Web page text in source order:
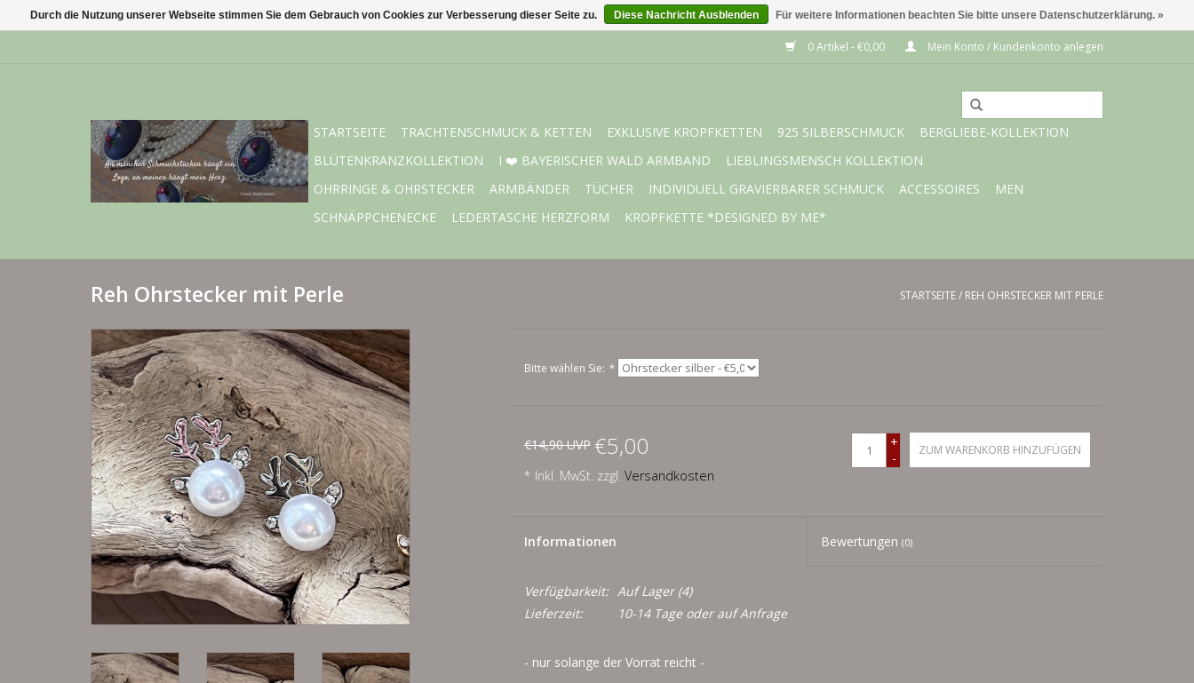
0 Artikel - €0,00 Mein Konto / Kundenkonto anlegen
STARTSEITE TRACHTENSCHMUCK & KETTEN EXKLUSIVE KROPFKETTEN 925 SILBERSCHMUCK
BERGLIEBE-KOLLEKTION
BLÜTENKRANZKOLLEKTION
I ❤️ BAYERISCHER WALD ARMBAND
LIEBLINGSMENSCH KOLLEKTION
OHRRINGE & OHRSTECKER
ARMBÄNDER TÜCHER INDIVIDUELL GRAVIERBARER SCHMUCK ACCESSOIRES
MEN
SCHNÄPPCHENECKE
LEDERTASCHE HERZFORM KROPFKETTE *DESIGNED BY ME*
Reh Ohrstecker mit Perle STARTSEITE/ REH OHRSTECKER MIT PERLE
Bitte wählen Sie: *
€14,90 UVP €5,00
* Inkl. MwSt. zzgl. Versandkosten
+
-
ZUM WARENKORB HINZUFÜGEN
Informationen Bewertungen(0)
Verfügbarkeit: Auf Lager(4)
Lieferzeit:
10-14 Tage oder auf Anfrage
- nur solange der Vorrat reicht -
Durch die Nutzung unserer Webseite stimmen Sie dem Gebrauch von Cookies zur Verbesserung dieser Seite zu. Diese Nachricht Ausblenden Für weitere Informationen beachten Sie bitte unsere Datenschutzerklärung. »